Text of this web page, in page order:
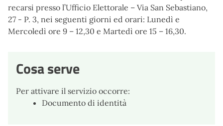
recarsi presso l’Ufficio Elettorale – Via San Sebastiano,
27 - P. 3, nei seguenti giorni ed orari: Lunedì e
Mercoledì ore 9 – 12,30 e Martedì ore 15 – 16,30.
Cosa serve
Per attivare il servizio occorre:
Documento di identità